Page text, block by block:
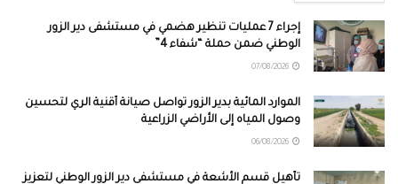
إجراء 7 عمليات تنظير هضمي في مستشفى دير الزور
الوطني ضمن حملة “شفاء 4”
الموارد المائية بدير الزور تواصل صيانة أقنية الري لتحسين
وصول المياه إلى الأراضي الزراعية
تأهيل قسم الأشعة في مستشفى دير الزور الوطني لتعزيز